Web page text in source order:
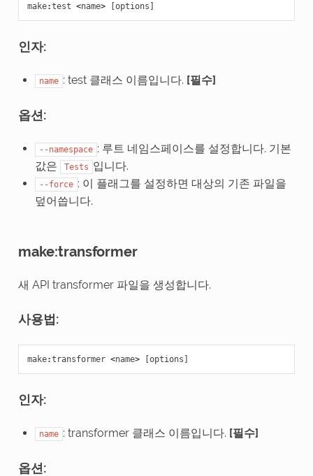
make:test <name> [options ]
인자:
name : test 클래스 이름입니다. [필수]
옵션:
--namespace : 루트 네임스페이스를 설정합니다. 기본
값은
Tests 입니다.
--force : 이 플래그를 설정하면 대상의 기존 파일을
덮어씁니다.
make:transformer
새 API transformer 파일을 생성합니다.
사용법:
make:transformer <name> [options ]
인자:
name : transformer 클래스 이름입니다. [필수]
옵션: